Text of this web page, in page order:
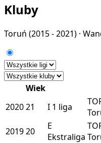
Kluby
Toruń (2015 - 2021) ·
Wiek
202021 I 1 liga
201920
E
Ekstraliga